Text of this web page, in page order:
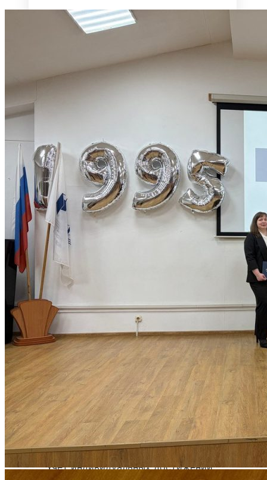
Методическое обеспечение
Рабочие программы
Рабочие программы практик
ИНФОРМАЦИЯ ДЛЯ АБИТУРИЕНТОВ
ВЫСШЕЕ ОБРАЗОВАНИЕ
(БАКАЛАВРИАТ)
Перечень направлений и
вступительных испытаний
Стоимость обучения
Расписание вступительных испытаний
Сроки зачисления
Сроки подачи документов
Программы вступительных испытаний
Основные сведения о ЕГЭ
Перечень необходимых документов
План приема
Особые права и преимущества
Учет индивидуальных достижений